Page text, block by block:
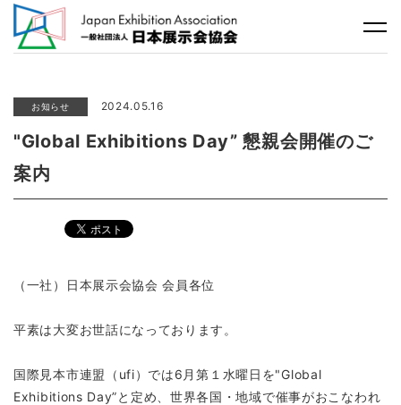
お知らせ 2024.05.16
"Global Exhibitions Day” 懇親会開催のご
案内
（一社）日本展示会協会 会員各位
平素は大変お世話になっております。
国際見本市連盟（ufi）では6月第１水曜日を"Global
Exhibitions Day”と定め、世界各国・地域で催事がおこなわれ